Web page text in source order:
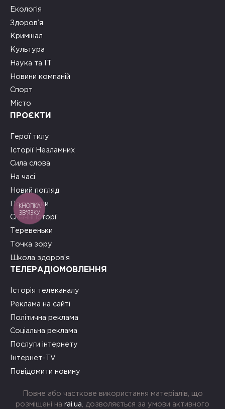
Екологія
Здоров’я
Кримінал
Культура
Наука та ІТ
Новини компаній
Спорт
Місто
ПРОЄКТИ
Герої тилу
Історії Незламних
Сила слова
На часі
Новий погляд
Подружки
Смачні історії
Теревеньки
Точка зору
Школа здоров’я
ТЕЛЕРАДІОМОВЛЕННЯ
Історія телеканалу
Реклама на сайті
Політична реклама
Соціальна реклама
Послуги інтернету
Інтернет-TV
Повідомити новину
Повне або часткове використання матеріалів, що
розміщені на rai.ua , дозволяється за умови активного
КНОПКА
ЗВ'ЯЗКУ